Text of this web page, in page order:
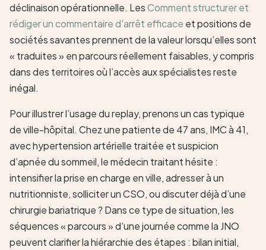
déclinaison opérationnelle. LesComment structurer et
rédiger un commentaire d'arrêt efficace et positions de
sociétés savantes prennent de la valeur lorsqu’elles sont
« traduites » en parcours réellement faisables, y compris
dans des territoires où l’accès aux spécialistes reste
inégal.
Pour illustrer l’usage du replay, prenons un cas typique
de ville-hôpital. Chez une patiente de 47 ans, IMC à 41,
avec hypertension artérielle traitée et suspicion
d’apnée du sommeil, le médecin traitant hésite :
intensifier la prise en charge en ville, adresser à un
nutritionniste, solliciter un CSO, ou discuter déjà d’une
chirurgie bariatrique ? Dans ce type de situation, les
séquences « parcours » d’une journée comme la JNO
peuvent clarifier la hiérarchie des étapes : bilan initial,